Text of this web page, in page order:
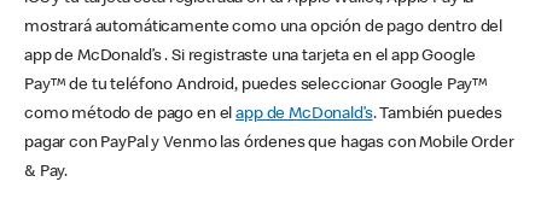
mostrará automáticamente como una opción de pago dentro del
app de McDonald’s . Si registraste una tarjeta en el app Google
Pay™ de tu teléfono Android, puedes seleccionar Google Pay™
como método de pago en elapp de McDonald’s. También puedes
pagar con PayPal y Venmo las órdenes que hagas con Mobile Order
& Pay.